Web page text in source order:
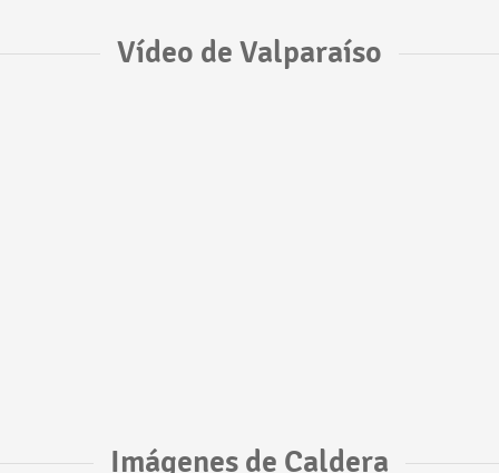
Vídeo de Valparaíso
Imágenes de Caldera